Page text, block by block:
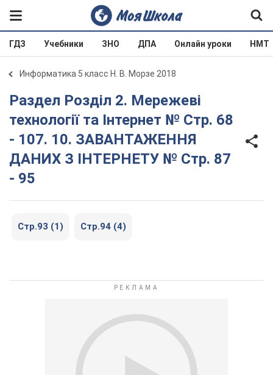
ГДЗ Учебники ЗНО ДПА Онлайн уроки НМТ
Информатика 5 класс Н. В. Морзе 2018
Раздел Розділ 2. Мережеві
технології та Інтернет № Стр. 68
- 107. 10. ЗАВАНТАЖЕННЯ
ДАНИХ З ІНТЕРНЕТУ № Стр. 87
- 95
Стр.93 (1) Стр.94 (4)